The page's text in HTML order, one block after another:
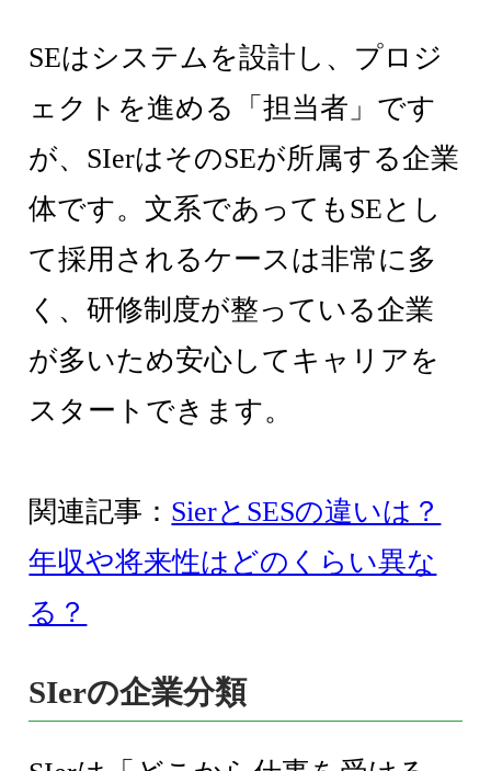
SEはシステムを設計し、プロジ
ェクトを進める「担当者」です
が、SIerはそのSEが所属する企業
体です。文系であってもSEとし
て採用されるケースは非常に多
く、研修制度が整っている企業
が多いため安心してキャリアを
スタートできます。
関連記事： SierとSESの違いは？
年収や将来性はどのくらい異な
る？
SIerの企業分類